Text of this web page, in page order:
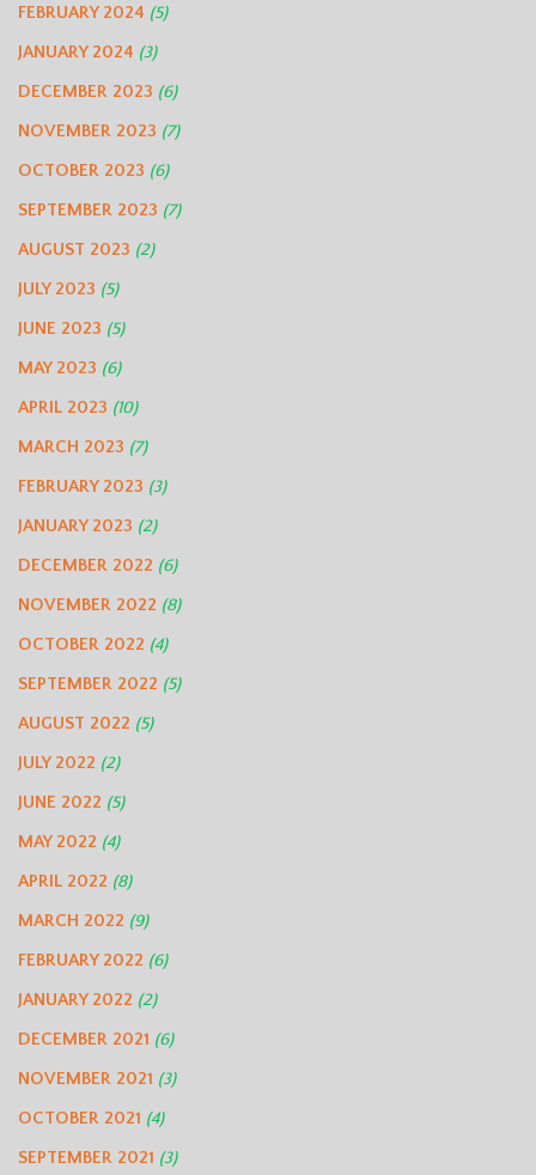
FEBRUARY 2024 (5)
JANUARY 2024 (3)
DECEMBER 2023 (6)
NOVEMBER 2023 (7)
OCTOBER 2023 (6)
SEPTEMBER 2023 (7)
AUGUST 2023 (2)
JULY 2023 (5)
JUNE 2023 (5)
MAY 2023 (6)
APRIL 2023 (10)
MARCH 2023 (7)
FEBRUARY 2023 (3)
JANUARY 2023 (2)
DECEMBER 2022 (6)
NOVEMBER 2022 (8)
OCTOBER 2022 (4)
SEPTEMBER 2022 (5)
AUGUST 2022 (5)
JULY 2022 (2)
JUNE 2022 (5)
MAY 2022 (4)
APRIL 2022 (8)
MARCH 2022 (9)
FEBRUARY 2022 (6)
JANUARY 2022 (2)
DECEMBER 2021 (6)
NOVEMBER 2021 (3)
OCTOBER 2021 (4)
SEPTEMBER 2021 (3)